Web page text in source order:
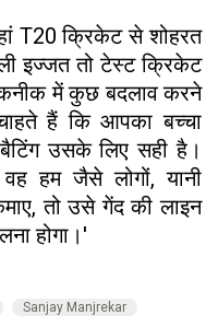
T20 क्रिकेट से शोहरत
इज्जत तो टेस्ट क्रिकेट
में कुछ बदलाव करने
हैं कि आपका बच्चा
उसके लिए सही है।
हम जैसे लोगों, यानी
तो उसे गेंद की लाइन
होगा।'
Sanjay Manjrekar